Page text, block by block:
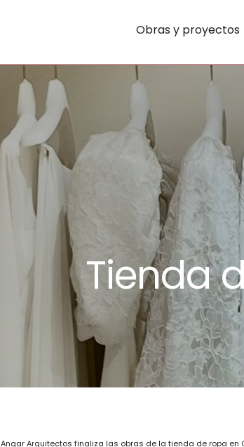
Obras y proyectos
Tienda
Angar Arquitectos finaliza las obras de la tienda de ropa